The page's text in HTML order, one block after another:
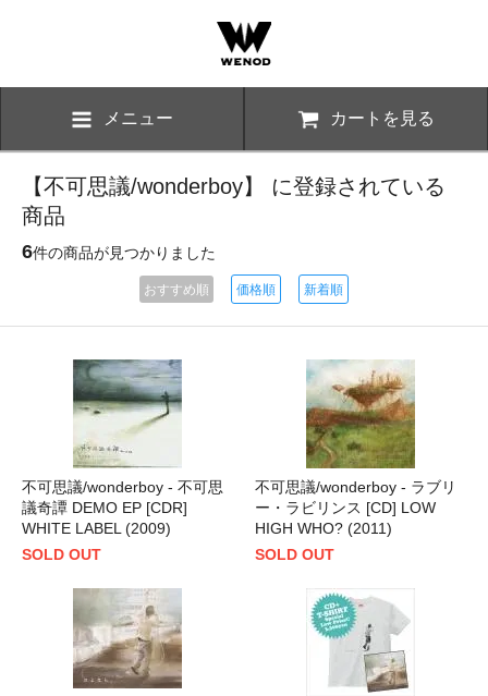
メニュー カートを見る
【不可思議/wonderboy】 に登録されている
商品
6件の商品が見つかりました
おすすめ順 価格順 新着順
不可思議/wonderboy - 不可思
議奇譚 DEMO EP [CDR]
WHITE LABEL (2009)
SOLD OUT
不可思議/wonderboy - ラブリ
ー・ラビリンス [CD] LOW
HIGH WHO? (2011)
SOLD OUT